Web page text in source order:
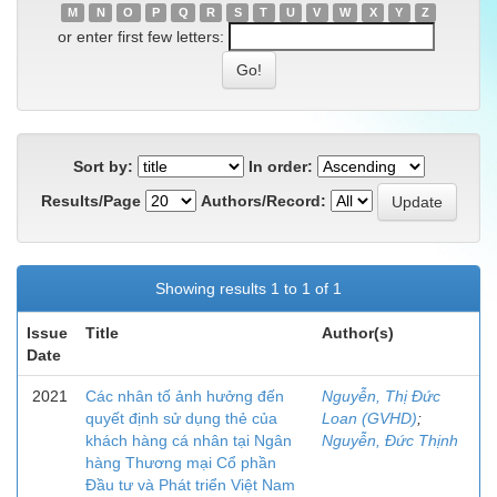
M
N O P Q R S T U V W X Y Z
or enter first few letters:
Sort by:
In order:
Results/Page
Authors/Record:
Showing results 1 to 1 of 1
Issue
Date
Title Author(s)
2021
Các nhân tố ảnh hưởng đến
quyết định sử dụng thẻ của
khách hàng cá nhân tại Ngân
hàng Thương mại Cổ phần
Đầu tư và Phát triển Việt Nam
Nguyễn, Thị Đức
Loan (GVHD);
Nguyễn, Đức Thịnh